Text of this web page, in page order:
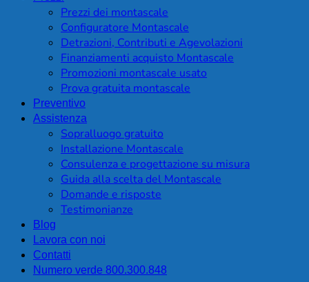
Prezzi dei montascale
Configuratore Montascale
Detrazioni, Contributi e Agevolazioni
Finanziamenti acquisto Montascale
Promozioni montascale usato
Prova gratuita montascale
Preventivo
Assistenza
Sopralluogo gratuito
Installazione Montascale
Consulenza e progettazione su misura
Guida alla scelta del Montascale
Domande e risposte
Testimonianze
Blog
Lavora con noi
Contatti
Numero verde 800.300.848